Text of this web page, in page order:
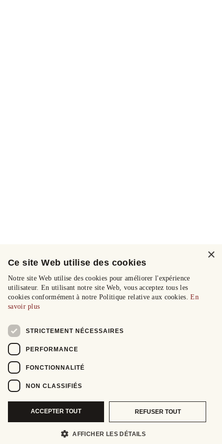
×
Ce site Web utilise des cookies
Notre site Web utilise des cookies pour améliorer l'expérience
utilisateur. En utilisant notre site Web, vous acceptez tous les
cookies conformément à notre Politique relative aux cookies.En
savoir plus
STRICTEMENT NÉCESSAIRES
PERFORMANCE
FONCTIONNALITÉ
NON CLASSIFIÉS
ACCEPTER TOUT REFUSER TOUT
AFFICHER LES DÉTAILS